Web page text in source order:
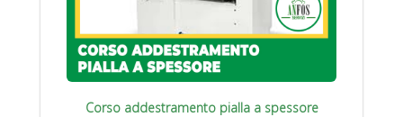
Corso addestramento pialla a spessore